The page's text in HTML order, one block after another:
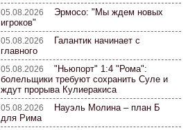
05.08.2026 Эрмосо: "Мы ждем новых
игроков"
05.08.2026
Галантик начинает с
главного
05.08.2026 "Ньюпорт" 1:4 "Рома":
болельщики требуют сохранить Суле и
ждут прорыва Кулиеракиса
05.08.2026
Науэль Молина – план Б
для Рима